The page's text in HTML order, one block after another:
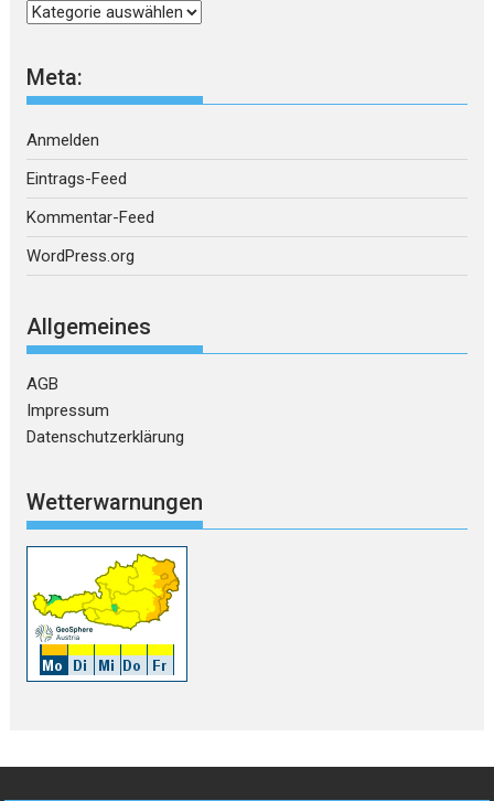
Kategorien
Meta:
Anmelden
Eintrags-Feed
Kommentar-Feed
WordPress.org
Allgemeines
AGB
Impressum
Datenschutzerklärung
Wetterwarnungen